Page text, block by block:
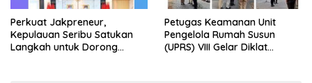
Perkuat Jakpreneur,
Kepulauan Seribu Satukan
Langkah untuk Dorong
Petugas Keamanan Unit
Pengelola Rumah Susun
(UPRS) VIII Gelar Diklat